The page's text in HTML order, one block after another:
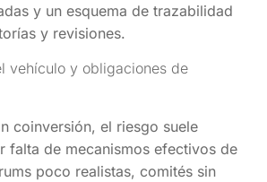
y un esquema de trazabilidad
y revisiones.
vehículo y obligaciones de
coinversión, el riesgo suele
falta de mecanismos efectivos de
poco realistas, comités sin